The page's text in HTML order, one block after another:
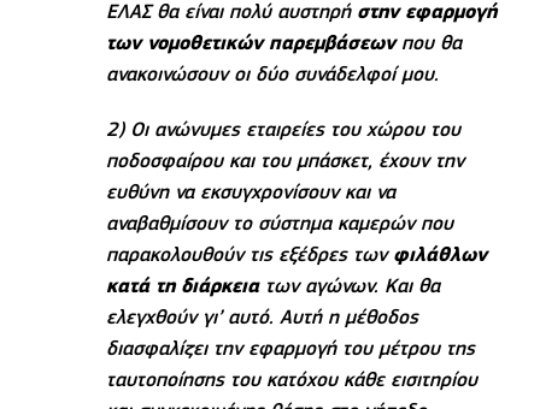
ΕΛΑΣ θα είναι πολύ αυστηρή στην εφαρμογή
των νομοθετικών παρεμβάσεωνπου θα
ανακοινώσουν οι δύο συνάδελφοί μου.
2) Οι ανώνυμες εταιρείες του χώρου του
ποδοσφαίρου και του μπάσκετ, έχουν την
ευθύνη να εκσυγχρονίσουν και να
αναβαθμίσουν το σύστημα καμερών που
παρακολουθούν τις εξέδρες των φιλάθλων
κατά τη διάρκειατων αγώνων. Και θα
ελεγχθούν γι’ αυτό. Αυτή η μέθοδος
διασφαλίζει την εφαρμογή του μέτρου της
ταυτοποίησης του κατόχου κάθε εισιτηρίου